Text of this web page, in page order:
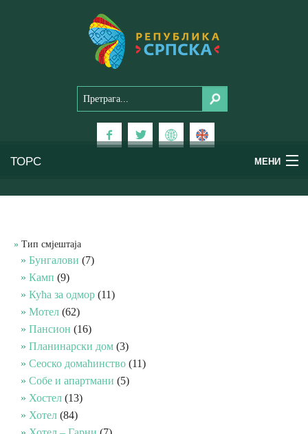
ТОРС МЕНИ
Планински туризам
Бањски туризам
Вјерски туризам
Авантура
Еко туризам
Тип смјештаја
Бунгалови (7)
Камп (9)
Кућа за одмор (11)
Мотел (62)
Пансион (16)
Планинарски дом (3)
Сеоско домаћинство (11)
Собе и апартмани (5)
Хостел (13)
Хотел (84)